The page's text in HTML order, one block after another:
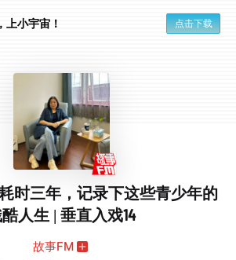
上小宇宙！ 点击下载
时三年，记录下这些青少年的
人生 | 垂直入戏14
故事FM